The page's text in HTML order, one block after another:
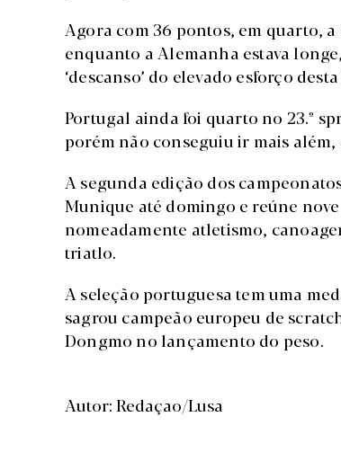
Agora com 36 pontos, em quarto, a
enquanto a Alemanha estava
‘descanso’ do elevado esforço
Portugal ainda foi quarto no 23.º
porém não conseguiu ir mais
A segunda edição dos
Munique até domingo e reúne
nomeadamente atletismo,
triatlo.
A seleção portuguesa tem uma
sagrou campeão europeu de
Dongmo no lançamento do peso.
Autor: Redaçao/Lusa